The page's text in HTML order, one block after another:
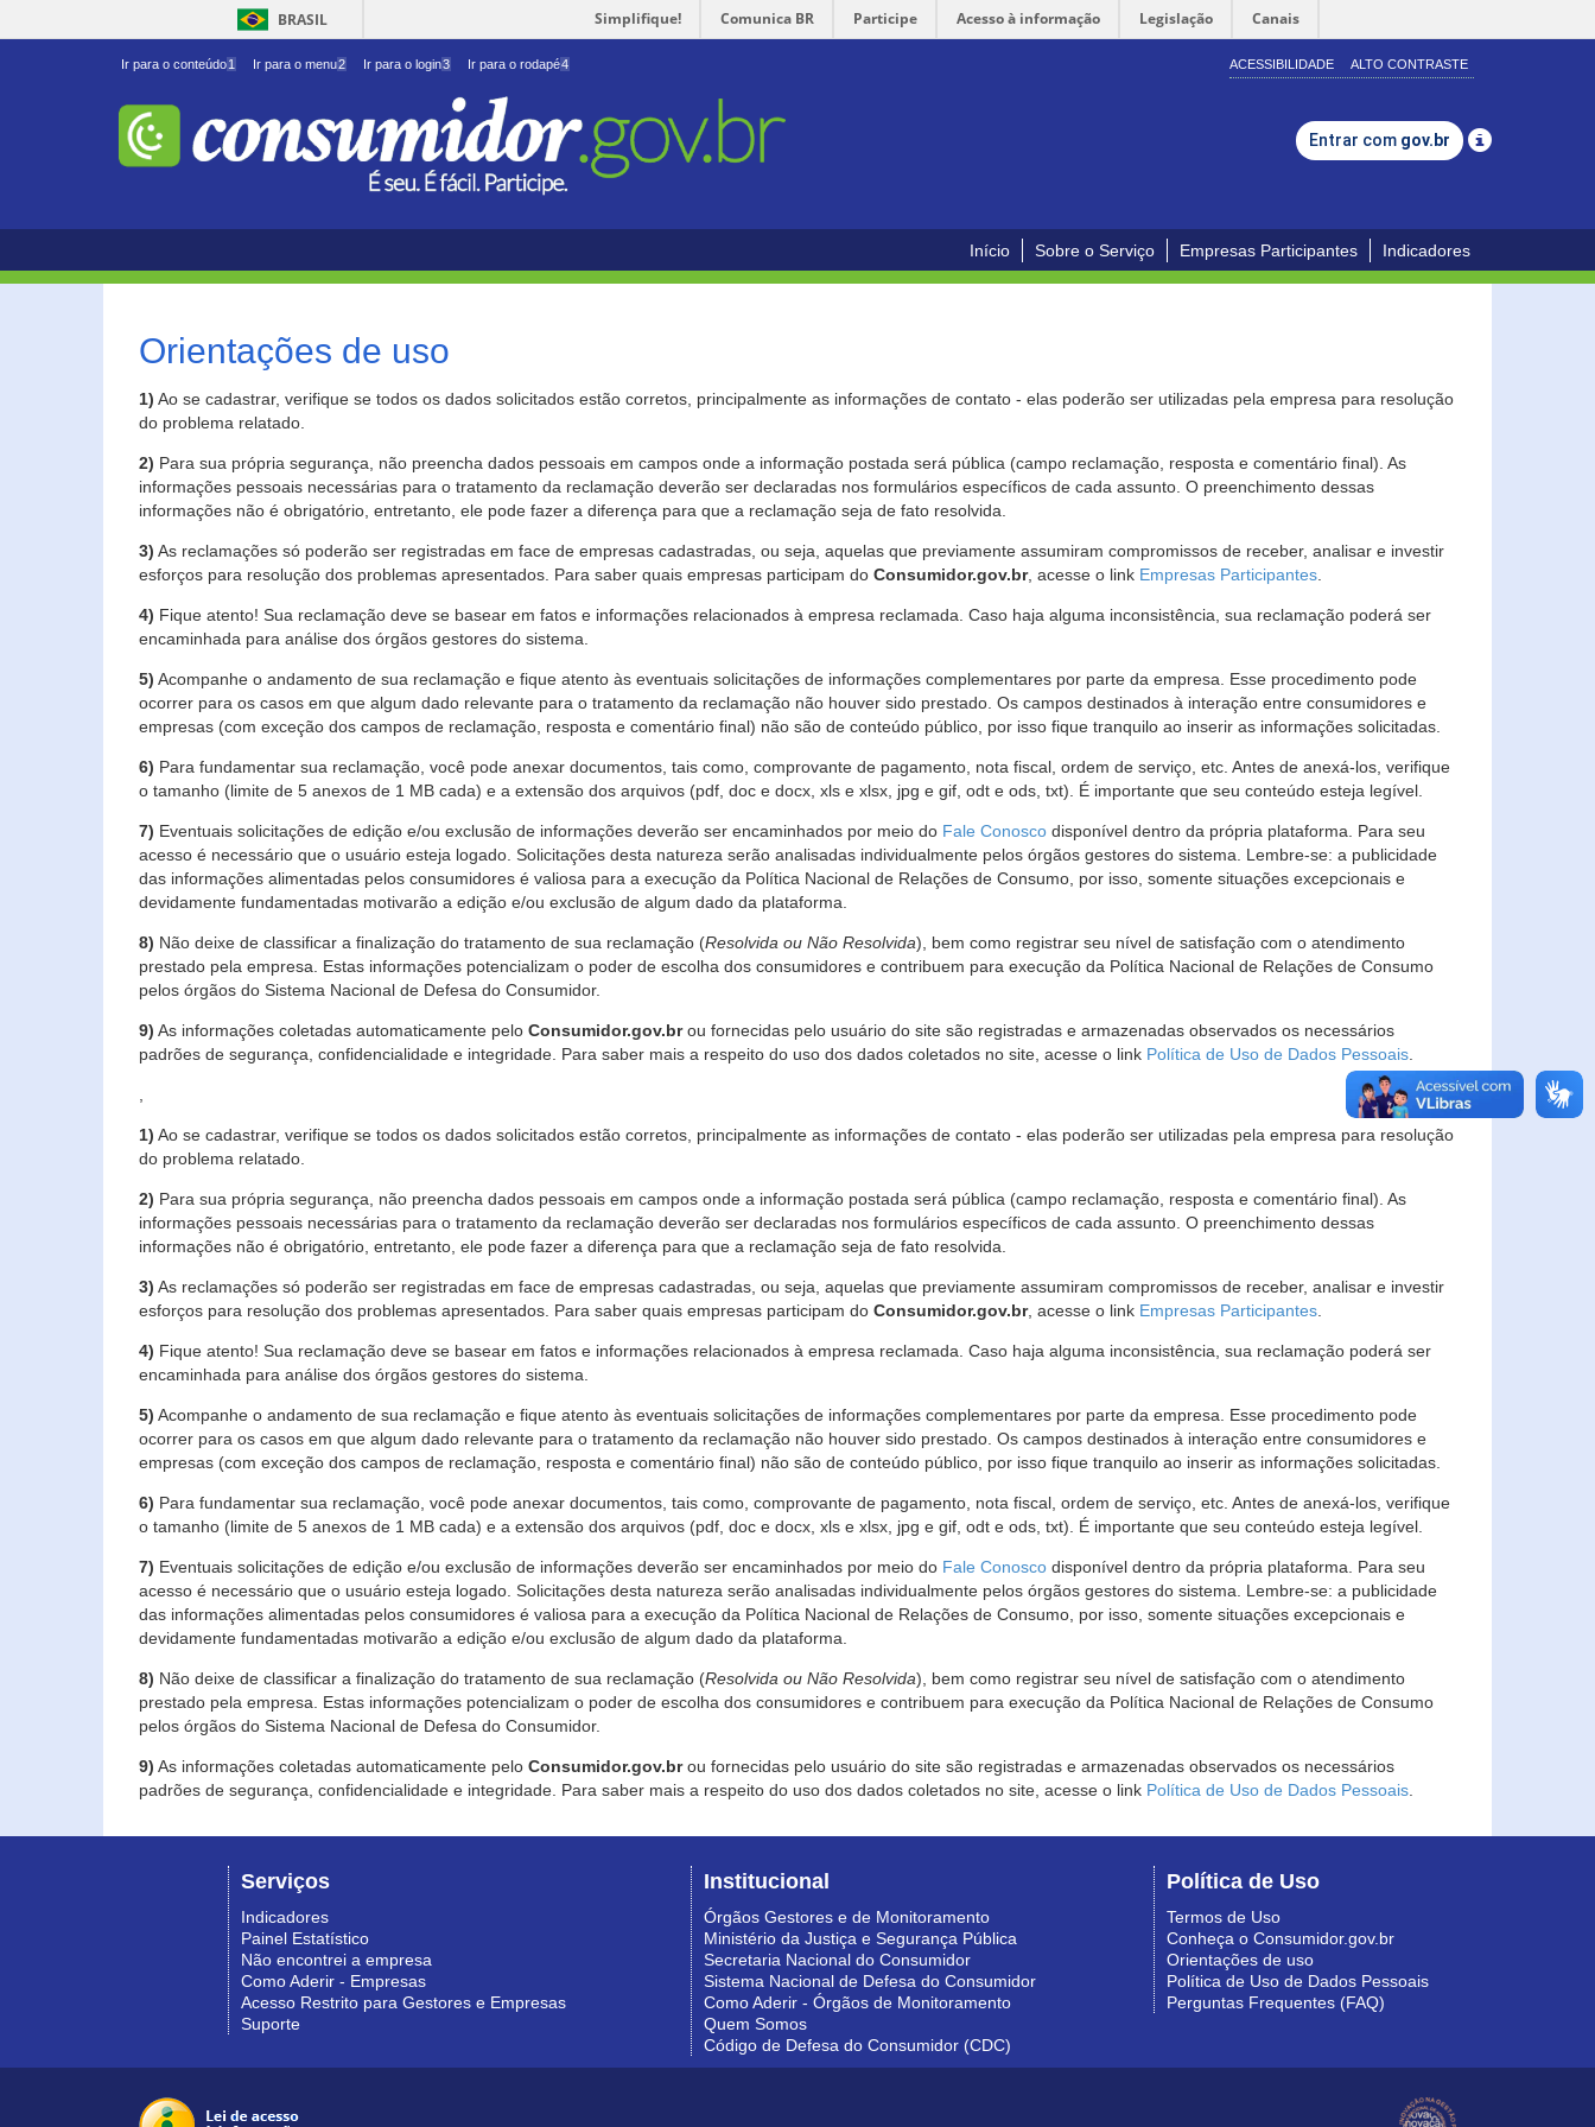
BRASIL Simplifique! Comunica BR Participe Acesso à informação Legislação Canais
Ir para o conteúdo1 Ir para o menu2 Ir para o login3 Ir para o rodapé4 ACESSIBILIDADE ALTO CONTRASTE
Entrar com gov.br
Início Sobre o Serviço Empresas Participantes Indicadores
Orientações de uso
1) Ao se cadastrar, verifique se todos os dados solicitados estão corretos, principalmente as informações de contato - elas poderão ser utilizadas pela empresa para resolução
do problema relatado.
2) Para sua própria segurança, não preencha dados pessoais em campos onde a informação postada será pública (campo reclamação, resposta e comentário final). As
informações pessoais necessárias para o tratamento da reclamação deverão ser declaradas nos formulários específicos de cada assunto. O preenchimento dessas
informações não é obrigatório, entretanto, ele pode fazer a diferença para que a reclamação seja de fato resolvida.
3) As reclamações só poderão ser registradas em face de empresas cadastradas, ou seja, aquelas que previamente assumiram compromissos de receber, analisar e investir
esforços para resolução dos problemas apresentados. Para saber quais empresas participam do Consumidor.gov.br, acesse o link Empresas Participantes
4) Fique atento! Sua reclamação deve se basear em fatos e informações relacionados à empresa reclamada. Caso haja alguma inconsistência, sua reclamação poderá ser
encaminhada para análise dos órgãos gestores do sistema.
5) Acompanhe o andamento de sua reclamação e fique atento às eventuais solicitações de informações complementares por parte da empresa. Esse procedimento pode
ocorrer para os casos em que algum dado relevante para o tratamento da reclamação não houver sido prestado. Os campos destinados à interação entre consumidores e
empresas (com exceção dos campos de reclamação, resposta e comentário final) não são de conteúdo público, por isso fique tranquilo ao inserir as informações solicitadas.
6) Para fundamentar sua reclamação, você pode anexar documentos, tais como, comprovante de pagamento, nota fiscal, ordem de serviço, etc. Antes de anexá-los, verifique
o tamanho (limite de 5 anexos de 1 MB cada) e a extensão dos arquivos (pdf, doc e docx, xls e xlsx, jpg e gif, odt e ods, txt). É importante que seu conteúdo esteja legível.
7) Eventuais solicitações de edição e/ou exclusão de informações deverão ser encaminhados por meio do Fale Conosco disponível dentro da própria plataforma. Para seu
acesso é necessário que o usuário esteja logado. Solicitações desta natureza serão analisadas individualmente pelos órgãos gestores do sistema. Lembre-se: a publicidade
das informações alimentadas pelos consumidores é valiosa para a execução da Política Nacional de Relações de Consumo, por isso, somente situações excepcionais e
devidamente fundamentadas motivarão a edição e/ou exclusão de algum dado da plataforma.
8) Não deixe de classificar a finalização do tratamento de sua reclamação (Resolvida ou Não Resolvida), bem como registrar seu nível de satisfação com o atendimento
prestado pela empresa. Estas informações potencializam o poder de escolha dos consumidores e contribuem para execução da Política Nacional de Relações de Consumo
pelos órgãos do Sistema Nacional de Defesa do Consumidor.
9) As informações coletadas automaticamente pelo Consumidor.gov.brou fornecidas pelo usuário do site são registradas e armazenadas observados os necessários
padrões de segurança, confidencialidade e integridade. Para saber mais a respeito do uso dos dados coletados no site, acesse o link Política de Uso de Dados Pessoais
1) Ao se cadastrar, verifique se todos os dados solicitados estão corretos, principalmente as informações de contato - elas poderão ser utilizadas pela empresa para resolução
do problema relatado.
2) Para sua própria segurança, não preencha dados pessoais em campos onde a informação postada será pública (campo reclamação, resposta e comentário final). As
informações pessoais necessárias para o tratamento da reclamação deverão ser declaradas nos formulários específicos de cada assunto. O preenchimento dessas
informações não é obrigatório, entretanto, ele pode fazer a diferença para que a reclamação seja de fato resolvida.
3) As reclamações só poderão ser registradas em face de empresas cadastradas, ou seja, aquelas que previamente assumiram compromissos de receber, analisar e investir
esforços para resolução dos problemas apresentados. Para saber quais empresas participam do Consumidor.gov.br, acesse o link Empresas Participantes
4) Fique atento! Sua reclamação deve se basear em fatos e informações relacionados à empresa reclamada. Caso haja alguma inconsistência, sua reclamação poderá ser
encaminhada para análise dos órgãos gestores do sistema.
5) Acompanhe o andamento de sua reclamação e fique atento às eventuais solicitações de informações complementares por parte da empresa. Esse procedimento pode
ocorrer para os casos em que algum dado relevante para o tratamento da reclamação não houver sido prestado. Os campos destinados à interação entre consumidores e
empresas (com exceção dos campos de reclamação, resposta e comentário final) não são de conteúdo público, por isso fique tranquilo ao inserir as informações solicitadas.
6) Para fundamentar sua reclamação, você pode anexar documentos, tais como, comprovante de pagamento, nota fiscal, ordem de serviço, etc. Antes de anexá-los, verifique
o tamanho (limite de 5 anexos de 1 MB cada) e a extensão dos arquivos (pdf, doc e docx, xls e xlsx, jpg e gif, odt e ods, txt). É importante que seu conteúdo esteja legível.
7) Eventuais solicitações de edição e/ou exclusão de informações deverão ser encaminhados por meio do Fale Conosco disponível dentro da própria plataforma. Para seu
acesso é necessário que o usuário esteja logado. Solicitações desta natureza serão analisadas individualmente pelos órgãos gestores do sistema. Lembre-se: a publicidade
das informações alimentadas pelos consumidores é valiosa para a execução da Política Nacional de Relações de Consumo, por isso, somente situações excepcionais e
devidamente fundamentadas motivarão a edição e/ou exclusão de algum dado da plataforma.
8) Não deixe de classificar a finalização do tratamento de sua reclamação (Resolvida ou Não Resolvida), bem como registrar seu nível de satisfação com o atendimento
prestado pela empresa. Estas informações potencializam o poder de escolha dos consumidores e contribuem para execução da Política Nacional de Relações de Consumo
pelos órgãos do Sistema Nacional de Defesa do Consumidor.
9) As informações coletadas automaticamente pelo Consumidor.gov.brou fornecidas pelo usuário do site são registradas e armazenadas observados os necessários
padrões de segurança, confidencialidade e integridade. Para saber mais a respeito do uso dos dados coletados no site, acesse o link Política de Uso de Dados Pessoais
Serviços
Indicadores
Painel Estatístico
Não encontrei a empresa
Como Aderir - Empresas
Acesso Restrito para Gestores e Empresas
Suporte
Institucional
Órgãos Gestores e de Monitoramento
Ministério da Justiça e Segurança Pública
Secretaria Nacional do Consumidor
Sistema Nacional de Defesa do Consumidor
Como Aderir - Órgãos de Monitoramento
Quem Somos
Código de Defesa do Consumidor (CDC)
Política de Uso
Termos de Uso
Conheça o Consumidor.gov.br
Orientações de uso
Política de Uso de Dados Pessoais
Perguntas Frequentes (FAQ)